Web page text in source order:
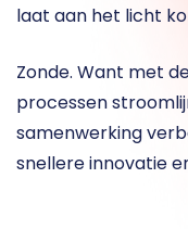
laat aan het licht
Zonde. Want met
processen
samenwerking
snellere innovatie